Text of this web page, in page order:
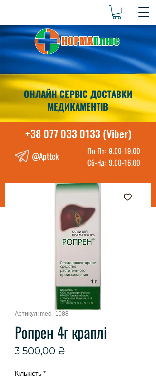
ОНЛАЙН СЕРВІС ДОСТАВКИ
МЕДИКАМЕНТІВ
+38 077 033 0133 (Viber)
@Apttek Пн-Пт: 9.00-19.00
Сб-Нд: 9.00-16.00
Артикул: med_1088
Ропрен 4г краплі
3 500,00 ₴
Кількість *